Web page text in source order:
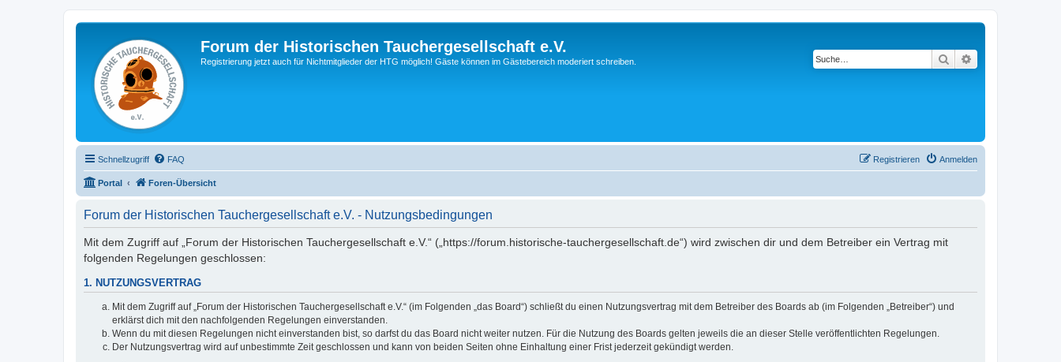
Forum der Historischen Tauchergesellschaft e.V.
Registrierung jetzt auch für Nichtmitglieder der HTG möglich! Gäste können im Gästebereich moderiert schreiben. Suche
Schnellzugriff FAQ Anmelden
Registrieren
Portal Foren-Übersicht
Forum der Historischen Tauchergesellschaft e.V. - Nutzungsbedingungen
Mit dem Zugriff auf „Forum der Historischen Tauchergesellschaft e.V.“ („https://forum.historische-tauchergesellschaft.de“) wird zwischen dir und dem Betreiber ein Vertrag mit
folgenden Regelungen geschlossen:
1. NUTZUNGSVERTRAG
Mit dem Zugriff auf „Forum der Historischen Tauchergesellschaft e.V.“ (im Folgenden „das Board“) schließt du einen Nutzungsvertrag mit dem Betreiber des Boards ab (im Folgenden „Betreiber“) und
erklärst dich mit den nachfolgenden Regelungen einverstanden.
Wenn du mit diesen Regelungen nicht einverstanden bist, so darfst du das Board nicht weiter nutzen. Für die Nutzung des Boards gelten jeweils die an dieser Stelle veröffentlichten Regelungen.
Der Nutzungsvertrag wird auf unbestimmte Zeit geschlossen und kann von beiden Seiten ohne Einhaltung einer Frist jederzeit gekündigt werden.